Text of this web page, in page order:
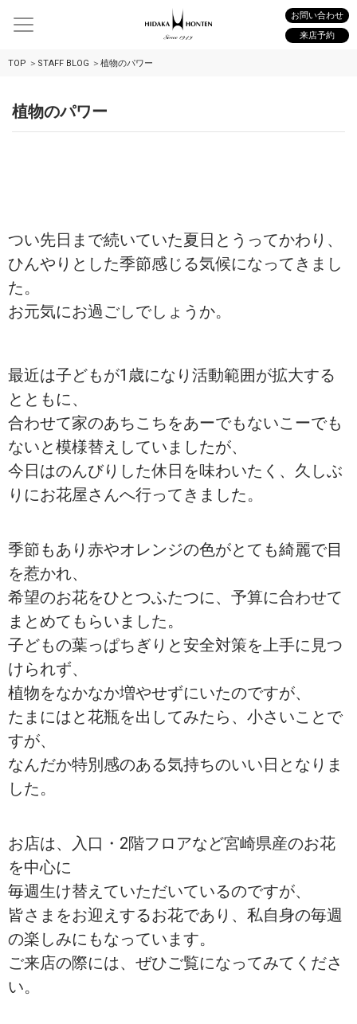
お問い合わせ
来店予約
TOP STAFF BLOG 植物のパワー
植物のパワー
つい先日まで続いていた夏日とうってかわり、
ひんやりとした季節感じる気候になってきまし
た。
お元気にお過ごしでしょうか。
最近は子どもが1歳になり活動範囲が拡大する
とともに、
合わせて家のあちこちをあーでもないこーでも
ないと模様替えしていましたが、
今日はのんびりした休日を味わいたく、久しぶ
りにお花屋さんへ行ってきました。
季節もあり赤やオレンジの色がとても綺麗で目
を惹かれ、
希望のお花をひとつふたつに、予算に合わせて
まとめてもらいました。
子どもの葉っぱちぎりと安全対策を上手に見つ
けられず、
植物をなかなか増やせずにいたのですが、
たまにはと花瓶を出してみたら、小さいことで
すが、
なんだか特別感のある気持ちのいい日となりま
した。
お店は、入口・2階フロアなど宮崎県産のお花
を中心に
毎週生け替えていただいているのですが、
皆さまをお迎えするお花であり、私自身の毎週
の楽しみにもなっています。
ご来店の際には、ぜひご覧になってみてくださ
い。